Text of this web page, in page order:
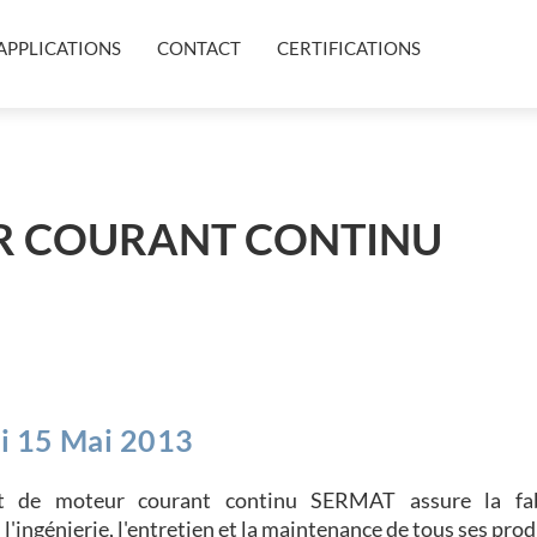
CONTACT CERTIFICATIONS
COURANT CONTINU
15 Mai 2013
de moteur courant continu SERMAT assure la
l'entretien et la maintenance de tous ses